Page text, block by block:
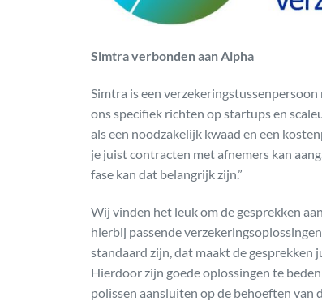
Simtra verbonden aan Alpha
Simtra is een
ons specifiek richten op startups en
als een noodzakelijk kwaad en een
je juist contracten met afnemers kan
fase kan dat belangrijk zijn.”
Wij vinden het leuk om de gesprekken
hierbij passende
standaard zijn, dat maakt de gesprekken
Hierdoor zijn goede oplossingen te
polissen aansluiten op de behoeften van